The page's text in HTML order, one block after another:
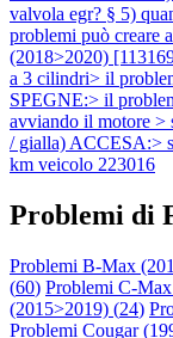
valvola egr? § 5)
problemi può creare
(2018>2020)
a 3 cilindri> il
SPEGNE:> il
avviando il motore >
/ gialla) ACCESA:>
km veicolo 223016
Problemi di
Problemi B-Max
(60) Problemi C-
(2015>2019) (24)
Problemi Cougar